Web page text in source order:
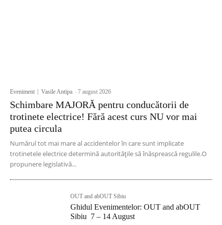
Eveniment Vasile Antipa -7 august 2026
Schimbare MAJORĂ pentru conducătorii de
trotinete electrice! Fără acest curs NU vor mai
putea circula
Numărul tot mai mare al accidentelor în care sunt implicate
trotinetele electrice determină autoritățile să înăsprească regulile.O
propunere legislativă...
OUT and abOUT Sibiu
Ghidul Evenimentelor: OUT and abOUT
Sibiu 7 – 14 August